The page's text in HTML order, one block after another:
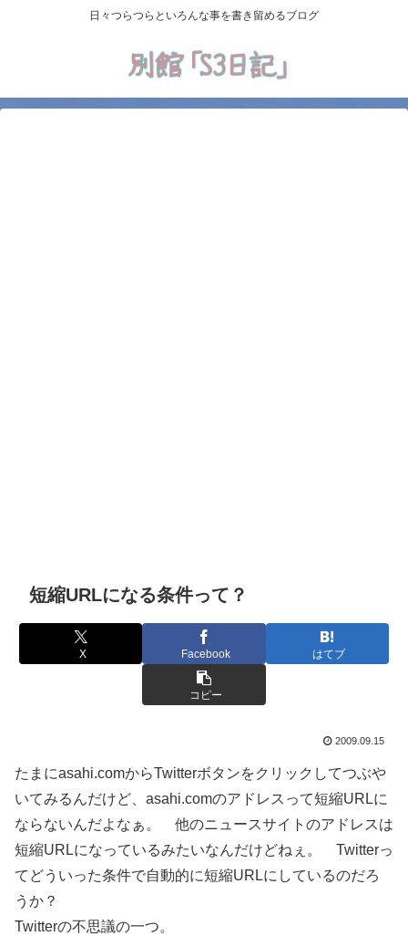
日々つらつらといろんな事を書き留めるブログ
短縮URLになる条件って？
X Facebook はてブ
コピー
2009.09.15
たまにasahi.comからTwitterボタンをクリックしてつぶや
いてみるんだけど、asahi.comのアドレスって短縮URLに
ならないんだよなぁ。 他のニュースサイトのアドレスは
短縮URLになっているみたいなんだけどねぇ。 Twitterっ
てどういった条件で自動的に短縮URLにしているのだろ
うか？
Twitterの不思議の一つ。